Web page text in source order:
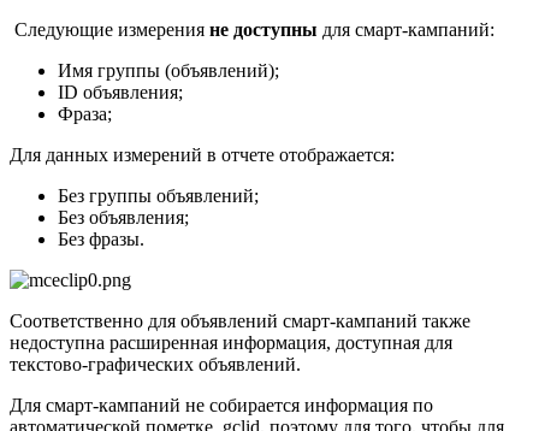
Следующие измерения не доступны для смарт-кампаний:
Имя группы (объявлений);
ID объявления;
Фраза;
Для данных измерений в отчете отображается:
Без группы объявлений;
Без объявления;
Без фразы.
Соответственно для объявлений смарт-кампаний также
недоступна расширенная информация, доступная для
текстово-графических объявлений.
Для смарт-кампаний не собирается информация по
автоматической пометке gclid, поэтому для того, чтобы для